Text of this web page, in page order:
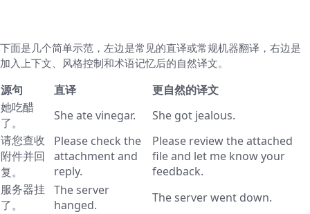
下面是几个简单示范，左边是常见的直译或常规机器翻译，右边是
加入上下文、风格控制和术语记忆后的自然译文。
源句 直译
更自然的译文
她吃醋
了。
She ate vinegar.
She got jealous.
请您查收
附件并回
复。
Please check the
attachment and
reply.
Please review the attached
file and let me know your
feedback.
服务器挂
了。
The server
hanged.
The server went down.